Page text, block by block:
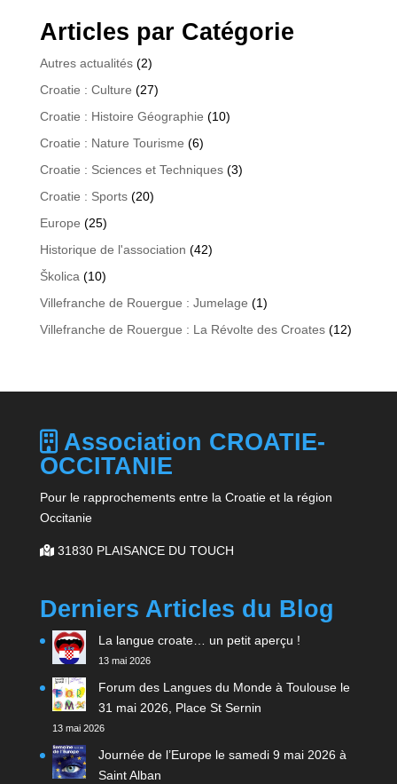
Articles par Catégorie
Autres actualités(2)
Croatie : Culture (27)
Croatie : Histoire Géographie (10)
Croatie : Nature Tourisme (6)
Croatie : Sciences et Techniques(3)
Croatie : Sports(20)
Europe (25)
Historique de l'association (42)
Školica (10)
Villefranche de Rouergue : Jumelage (1)
Villefranche de Rouergue : La Révolte des Croates(12)
Association CROATIE-
OCCITANIE
Pour le rapprochements entre la Croatie et la région
Occitanie
31830 PLAISANCE DU TOUCH
Derniers Articles du Blog
La langue croate… un petit aperçu !
13 mai 2026
Forum des Langues du Monde à Toulouse le
31 mai 2026, Place St Sernin
13 mai 2026
Journée de l’Europe le samedi 9 mai 2026 à
Saint Alban